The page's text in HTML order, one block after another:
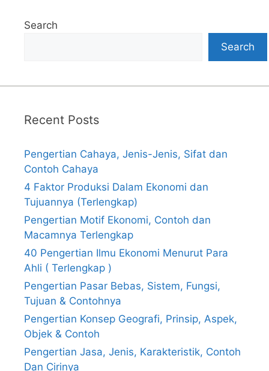
Search
Search
Recent Posts
Pengertian Cahaya, Jenis-Jenis, Sifat dan
Contoh Cahaya
4 Faktor Produksi Dalam Ekonomi dan
Tujuannya (Terlengkap)
Pengertian Motif Ekonomi, Contoh dan
Macamnya Terlengkap
40 Pengertian Ilmu Ekonomi Menurut Para
Ahli ( Terlengkap )
Pengertian Pasar Bebas, Sistem, Fungsi,
Tujuan & Contohnya
Pengertian Konsep Geografi, Prinsip, Aspek,
Objek & Contoh
Pengertian Jasa, Jenis, Karakteristik, Contoh
Dan Cirinya